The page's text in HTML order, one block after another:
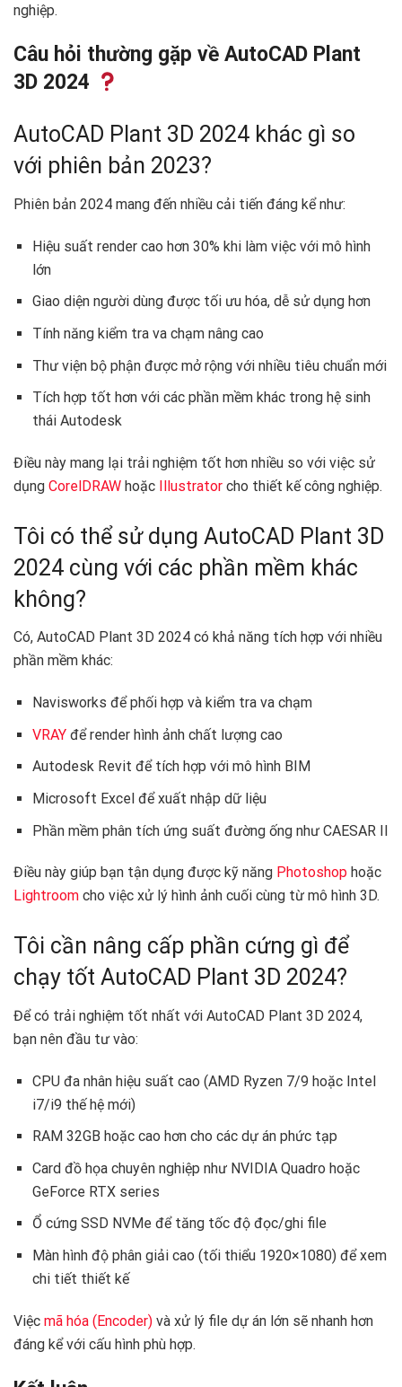
nghiệp.
Câu hỏi thường gặp về AutoCAD Plant
3D 2024
AutoCAD Plant 3D 2024 khác gì so
với phiên bản 2023?
Phiên bản 2024 mang đến nhiều cải tiến đáng kể như:
Hiệu suất render cao hơn 30% khi làm việc với mô hình
lớn
Giao diện người dùng được tối ưu hóa, dễ sử dụng hơn
Tính năng kiểm tra va chạm nâng cao
Thư viện bộ phận được mở rộng với nhiều tiêu chuẩn mới
Tích hợp tốt hơn với các phần mềm khác trong hệ sinh
thái Autodesk
Điều này mang lại trải nghiệm tốt hơn nhiều so với việc sử
dụng CorelDRAW hoặc Illustrator cho thiết kế công nghiệp.
Tôi có thể sử dụng AutoCAD Plant 3D
2024 cùng với các phần mềm khác
không?
Có, AutoCAD Plant 3D 2024 có khả năng tích hợp với nhiều
phần mềm khác:
Navisworks để phối hợp và kiểm tra va chạm
VRAYđể render hình ảnh chất lượng cao
Autodesk Revit để tích hợp với mô hình BIM
Microsoft Excel để xuất nhập dữ liệu
Phần mềm phân tích ứng suất đường ống như CAESAR II
Điều này giúp bạn tận dụng được kỹ năng Photoshop hoặc
Lightroom cho việc xử lý hình ảnh cuối cùng từ mô hình 3D.
Tôi cần nâng cấp phần cứng gì để
chạy tốt AutoCAD Plant 3D 2024?
Để có trải nghiệm tốt nhất với AutoCAD Plant 3D 2024,
bạn nên đầu tư vào:
CPU đa nhân hiệu suất cao (AMD Ryzen 7/9 hoặc Intel
i7/i9 thế hệ mới)
RAM 32GB hoặc cao hơn cho các dự án phức tạp
Card đồ họa chuyên nghiệp như NVIDIA Quadro hoặc
GeForce RTX series
Ổ cứng SSD NVMe để tăng tốc độ đọc/ghi file
Màn hình độ phân giải cao (tối thiểu 1920×1080) để xem
chi tiết thiết kế
Việc mã hóa (Encoder) và xử lý file dự án lớn sẽ nhanh hơn
đáng kể với cấu hình phù hợp.